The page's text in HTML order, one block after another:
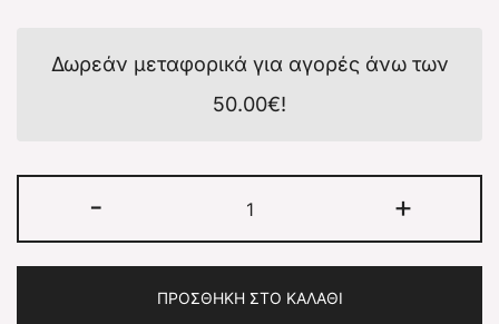
Δωρεάν μεταφορικά για αγορές άνω των
50.00€!
- +
ΠΡΟΣΘΉΚΗ ΣΤΟ ΚΑΛΆΘΙ